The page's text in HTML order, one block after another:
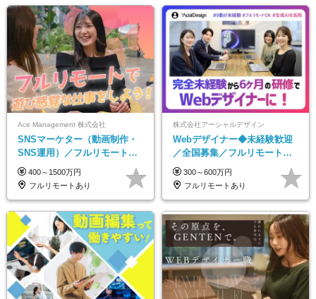
Ace Management 株式会社
SNSマーケター（動画制作・
SNS運用）／フルリモートOK
／未経験歓迎【モットーは…
遊び感覚で仕事をする♪】
400～1500万円
フルリモートあり
株式会社アーシャルデザイン
Webデザイナー◆未経験歓迎
／全国募集／フルリモート／
最大6ヵ月の実践型研修／月給
25万円以上
300～600万円
フルリモートあり